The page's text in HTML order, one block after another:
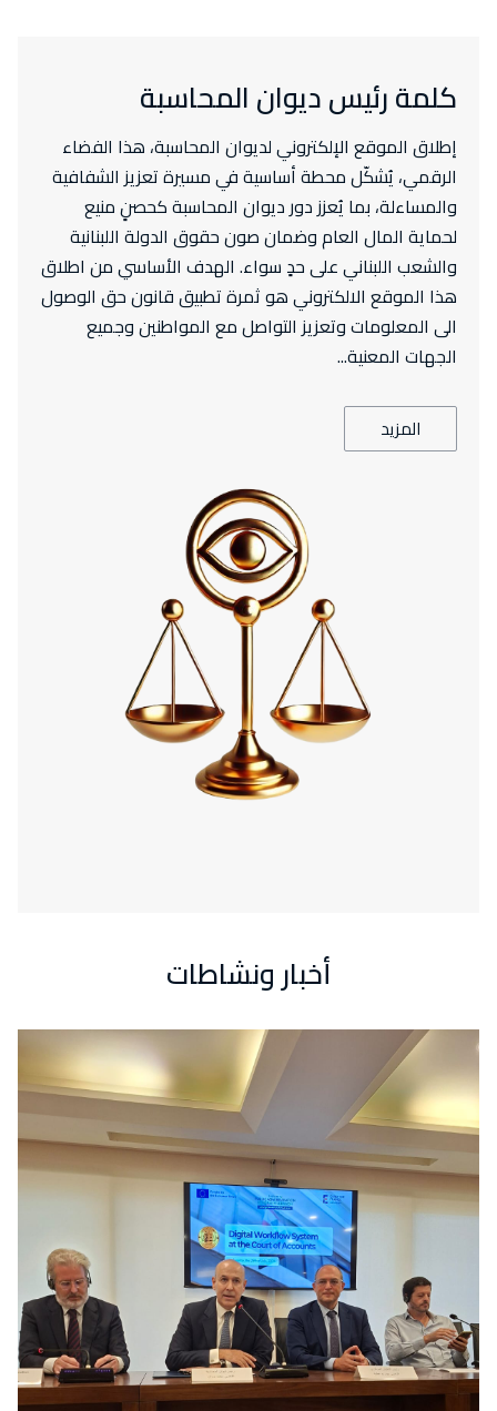
كلمة رئيس ديوان المحاسبة
إطلاق الموقع الإلكتروني لديوان المحاسبة، هذا الفضاء
الرقمي، يُشكّل محطة أساسية في مسيرة تعزيز الشفافية
والمساءلة، بما يُعزز دور ديوان المحاسبة كحصنٍ منيع
لحماية المال العام وضمان صون حقوق الدولة اللبنانية
والشعب اللبناني على حدٍ سواء. الهدف الأساسي من اطلاق
هذا الموقع الالكتروني هو ثمرة تطبيق قانون حق الوصول
الى المعلومات وتعزيز التواصل مع المواطنين وجميع
الجهات المعنية...
المزيد
أخبار ونشاطات